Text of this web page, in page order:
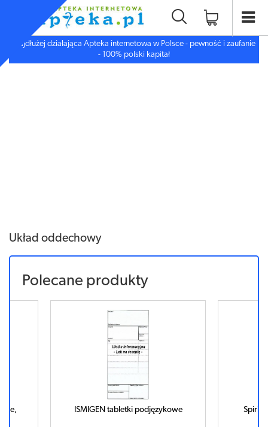
Najdłużej działająca Apteka internetowa w Polsce - pewność i zaufanie
- 100% polski kapitał
Układ oddechowy
Polecane produkty
ISMIGEN tabletki podjęzykowe